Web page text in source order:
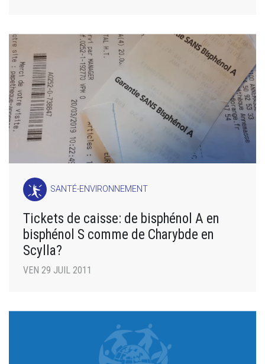
SANTÉ-ENVIRONNEMENT
Tickets de caisse: de bisphénol A en
bisphénol S comme de Charybde en
Scylla?
VEN 29 JUIL 2011